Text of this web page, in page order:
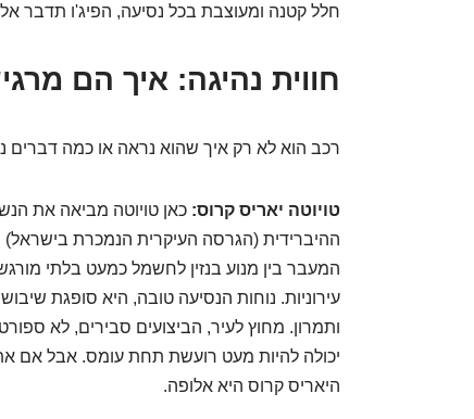
חלל קטנה ומעוצבת בכל נסיעה, הפיג'ו תדבר
חווית נהיגה: איך הם
רכב הוא לא רק איך שהוא נראה או כמה דברים
טויוטה יאריס קרוס: כאן טויוטה מביאה את
ההיברידית (הגרסה העיקרית הנמכרת
המעבר בין מנוע בנזין לחשמל כמעט בלתי
עירוניות. נוחות הנסיעה טובה, היא סופגת
יכולה להיות מעט רועשת תחת עומס. אבל אם
היאריס קרוס היא אלופה.